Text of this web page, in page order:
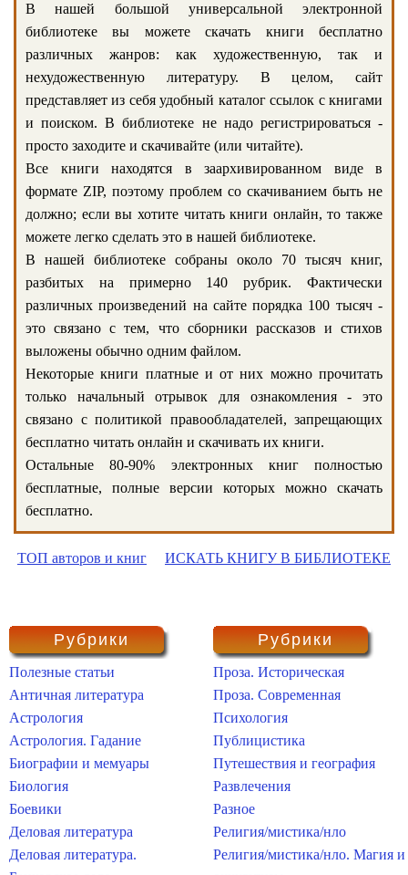
В нашей большой универсальной электронной
библиотеке вы можете скачать книги бесплатно
различных жанров: как художественную, так и
нехудожественную литературу. В целом, сайт
представляет из себя удобный каталог ссылок с книгами
и поиском. В библиотеке не надо регистрироваться -
просто заходите и скачивайте (или читайте).
Все книги находятся в заархивированном виде в
формате ZIP, поэтому проблем со скачиванием быть не
должно; если вы хотите читать книги онлайн, то также
можете легко сделать это в нашей библиотеке.
В нашей библиотеке собраны около 70 тысяч книг,
разбитых на примерно 140 рубрик. Фактически
различных произведений на сайте порядка 100 тысяч -
это связано с тем, что сборники рассказов и стихов
выложены обычно одним файлом.
Некоторые книги платные и от них можно прочитать
только начальный отрывок для ознакомления - это
связано с политикой правообладателей, запрещающих
бесплатно читать онлайн и скачивать их книги.
Остальные 80-90% электронных книг полностью
бесплатные, полные версии которых можно скачать
бесплатно.
ТОП авторов и книг ИСКАТЬ КНИГУ В БИБЛИОТЕКЕ
Рубрики
Полезные статьи
Античная литература
Астрология
Астрология. Гадание
Биографии и мемуары
Биология
Боевики
Деловая литература
Деловая литература.
Рубрики
Проза. Историческая
Проза. Современная
Психология
Публицистика
Путешествия и география
Развлечения
Разное
Религия/мистика/нло
Религия/мистика/нло. Магия и